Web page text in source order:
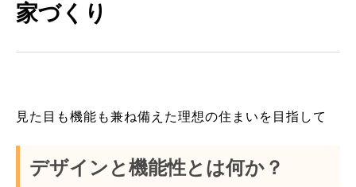
家づくり
見た目も機能も兼ね備えた理想の住まいを目指して
デザインと機能性とは何か？